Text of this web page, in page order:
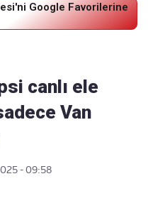
Google Favorilerine
canlı ele
Van
- 09:58